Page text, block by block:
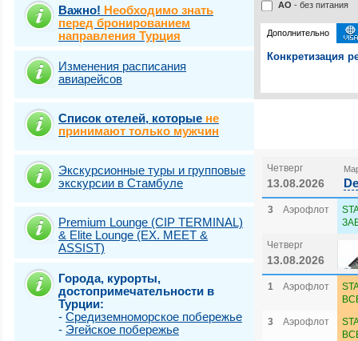
Важно! Необходимо знать
перед бронированием
направления Турция
Изменения расписания
авиарейсов
Список отелей, которые не
принимают только мужчин
Экскурсионные туры и групповые
экскурсии в Стамбуле
Premium Lounge (CIP TERMINAL)
& Elite Lounge (EX. MEET &
ASSIST)
Города, курорты,
достопримечательности в
Турции:
- Средиземноморское побережье
- Эгейское побережье
AO - без питания
Дополнительно
Конкретизация
Четверг
13.08.2026
3 Аэрофлот
Четверг
13.08.2026
1 Аэрофлот
3
Аэрофлот